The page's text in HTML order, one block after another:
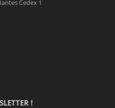
Cedex 1
!